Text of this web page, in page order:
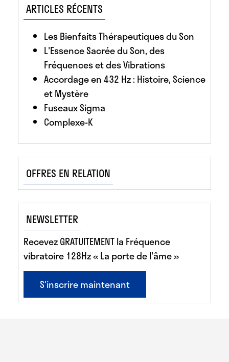
ARTICLES RÉCENTS
Les Bienfaits Thérapeutiques du Son
L'Essence Sacrée du Son, des
Fréquences et des Vibrations
Accordage en 432 Hz : Histoire, Science
et Mystère
Fuseaux Sigma
Complexe-K
OFFRES EN RELATION
NEWSLETTER
Recevez GRATUITEMENT la Fréquence
vibratoire 128Hz « La porte de l'âme »
S'inscrire maintenant